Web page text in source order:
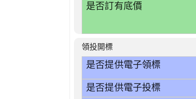
是否訂有底價
領投開標
是否提供電子領標
是否提供電子投標